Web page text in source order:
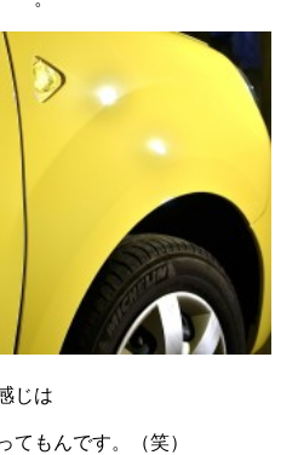
じは
てもんです。（笑）